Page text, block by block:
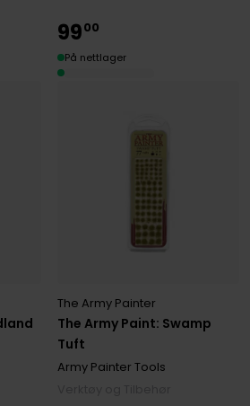
The Army Paint: Swamp
Tuft
The Army Painter
Army Painter Tools
9900
På nettlager